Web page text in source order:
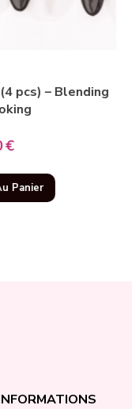
– Blending